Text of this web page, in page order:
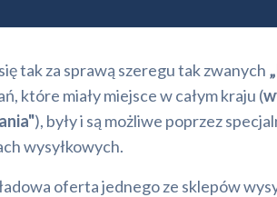
tak za sprawą szeregu tak zwanych
które miały miejsce w całym kraju (
), były i są możliwe poprzez
wysyłkowych.
oferta jednego ze sklepów